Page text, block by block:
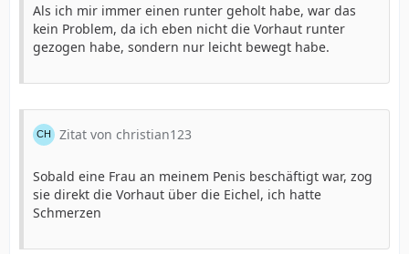
Als ich mir immer einen runter geholt habe, war das
kein Problem, da ich eben nicht die Vorhaut runter
gezogen habe, sondern nur leicht bewegt habe.
Zitat von christian123
Sobald eine Frau an meinem Penis beschäftigt war, zog
sie direkt die Vorhaut über die Eichel, ich hatte
Schmerzen